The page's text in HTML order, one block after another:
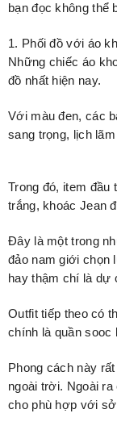
bạn đọc không thể
1. Phối đồ với áo
Những chiếc áo
đồ nhất hiện nay.
Với màu đen, các
sang trọng, lịch
Trong đó, item đầu
trắng, khoác Jean
Đây là một trong
đảo nam giới chọn
hay thậm chí là dự
Outfit tiếp theo có
chính là quần sooc
Phong cách này
ngoài trời. Ngoài
cho phù hợp với